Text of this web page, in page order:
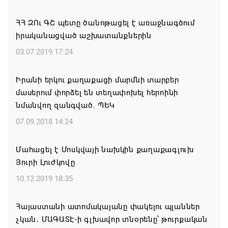
Իրանն ու Օմանը մոտ են Հորմուզի նեղուցի
վերաբերյալ համաձայնության հասնելուն. Արաղչի
08.08.2026 21:17
Նիկոլ Փաշինյանը և Դոնալդ Թրամփը
հեռախոսազրույցի ընթացքում վերահաստատել են
TRIPP-ի կառուցման աշխատանքները մոտ
ապագայում սկսելու իրենց հաստատակամությունը
Փաշինյանն ու Ալիևը հեռախոսազրույց են ունեցել․
քննարկվել է TRIPP երթուղու նախագծի
08.08.2026 12:32
ՀՀ ԶՈւ ԳՇ պետը ծանոթացել է առաջնագծում
իրականացված աշխատանքներին
03.07.2019 17:24
Իրանի երկու քաղաքացի մարմնի տարբեր
մասերում փորձել են տեղափոխել հերոինի
նմանվող զանգված. ՊԵԿ
07.09.2018 14:24
Մահացել է Մոսկվայի նախկին քաղաքագլուխ
Յուրի Լուժկովը
10.12.2019 18:35
Հայաստանի ատոմակայանը փակելու պլաններ
չկան․ ՄԱԳԱՏԷ-ի գլխավոր տնօրենը՝ թուրքական